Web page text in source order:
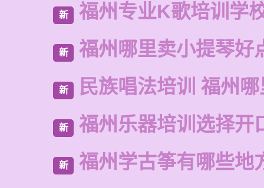
新 福州专业K歌培训学
新 福州哪里卖小提琴好
新 民族唱法培训 福州
新 福州乐器培训选择开
新 福州学古筝有哪些地